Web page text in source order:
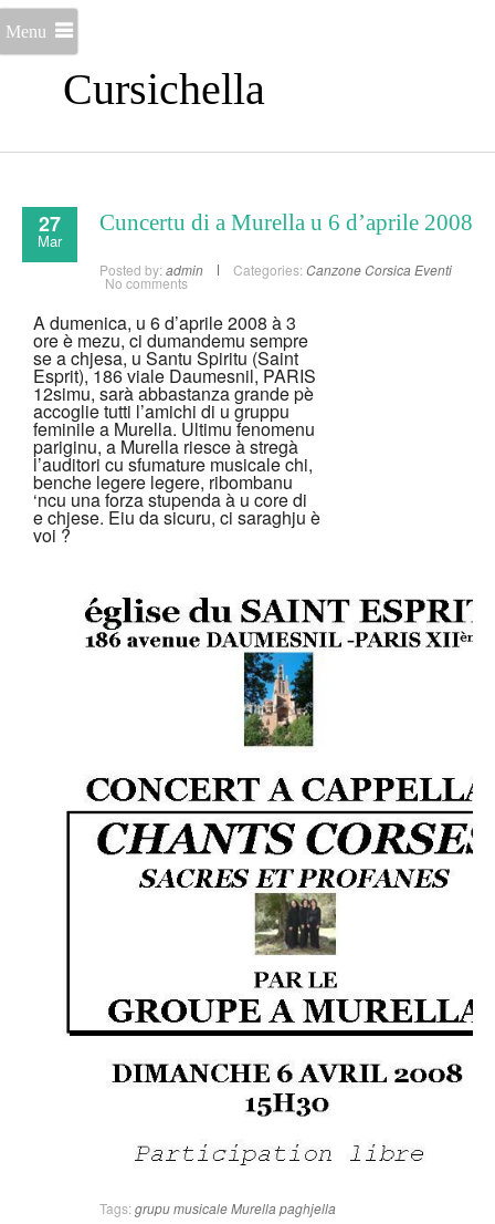
Cursichella
Menu
27
Mar
Cuncertu di a Murella u 6 d’aprile 2008
Posted by: admin Categories: CanzoneCorsica Eventi
No comments
A dumenica, u 6 d’aprile 2008 à 3
ore è mezu, ci dumandemu sempre
se a chjesa, u Santu Spiritu (Saint
Esprit), 186 viale Daumesnil, PARIS
12simu, sarà abbastanza grande pè
accoglie tutti l’amichi di u gruppu
feminile a Murella. Ultimu fenomenu
pariginu, a Murella riesce à stregà
l’auditori cu sfumature musicale chi,
benche legere legere, ribombanu
‘ncu una forza stupenda à u core di
e chjese. Eiu da sicuru, ci saraghju è
voi ?
Tags: grupu musicaleMurella paghjella